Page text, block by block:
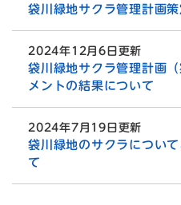
袋川緑地サクラ管理計画
2024年12月6日更新
袋川緑地サクラ管理計画
メントの結果について
2024年7月19日更新
袋川緑地のサクラについ
て